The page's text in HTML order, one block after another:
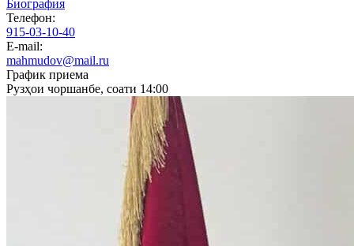
Биография
Телефон:
915-03-10-40
E-mail:
mahmudov@mail.ru
График приема
Рузҳои чоршанбе, соати 14:00